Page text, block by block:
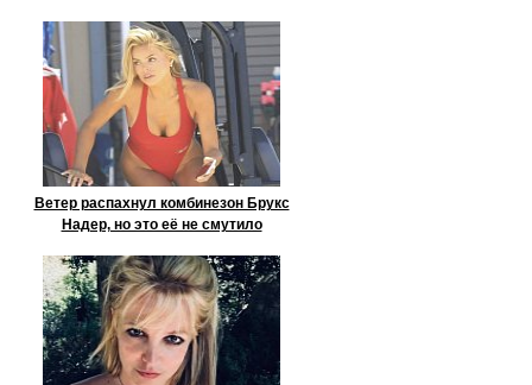
Ветер распахнул комбинезон Брукс
Надер, но это её не смутило